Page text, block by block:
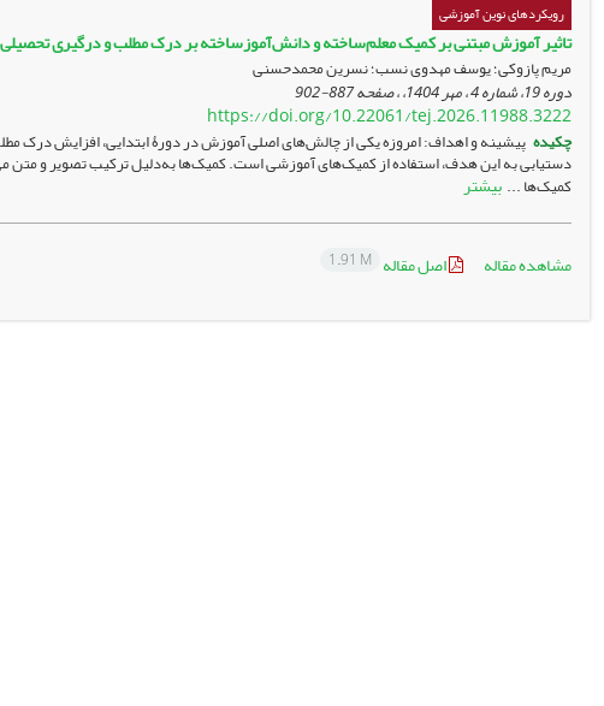
رویکردهای نوین آموزشی
تاثیر آموزش مبتنی بر کمیک معلم‌ساخته و دانش‌آموزساخته بر درک مطلب و درگیری
مریم پازوکی؛ یوسف مهدوی نسب؛ نسرین محمدحسنی
دوره 19، شماره 4 ، مهر 1404، ، صفحه 887-902
https://doi.org/10.22061/tej.2026.11988.3222
چکیده پیشینه و اهداف: امروزه یکی از چالش‌های اصلی آموزش در دورۀ ابتدایی، افزایش درک
دستیابی به این هدف، استفاده از کمیک‌های آموزشی است. کمیک‌ها به‌دلیل ترکیب تصویر و متن
کمیک‌ها ...بیشتر
مشاهده مقاله اصل مقاله 1.91 M